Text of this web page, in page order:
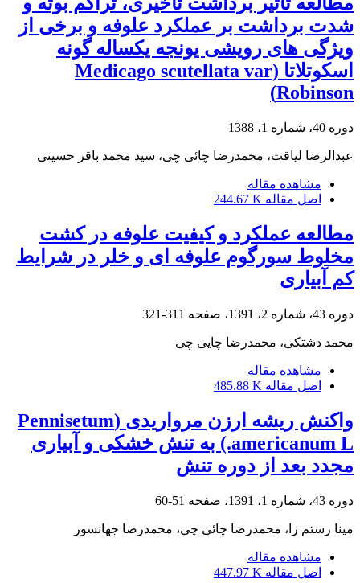
شدت برداشت بر عملکرد علوفه و برخی از
ویژگی های رویشی یونجه یکساله گونه
اسکوتلاتا (Medicago scutellata var
Robinson)
دوره 40، شماره 1، 1388
عبدالرضا لیاقت، محمدرضا چائی چی، سید محمد باقر حسینی
مشاهده مقاله
اصل مقاله 244.67 K
مطالعه عملکرد و کیفیت علوفه در کشت
مخلوط سورگوم علوفه ای و خلر در شرایط
کم آبیاری
دوره 43، شماره 2، 1391، صفحه 311-321
محمد دشتکی، محمدرضا چایی چی
مشاهده مقاله
اصل مقاله 485.88 K
واکنش ریشه ارزن مرواریدی (Pennisetum
americanum L.) به تنش خشکی و آبیاری
مجدد بعد از دوره تنش
دوره 43، شماره 1، 1391، صفحه 51-60
مینا رستم زا، محمدرضا چائی چی، محمدرضا جهانسوز
مشاهده مقاله
اصل مقاله 447.97 K